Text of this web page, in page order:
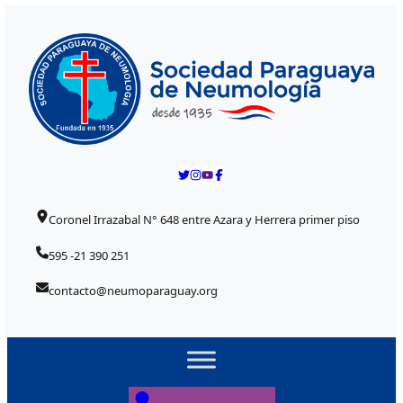
Coronel Irrazabal N° 648 entre Azara y Herrera primer piso
595 -21 390 251
contacto@neumoparaguay.org